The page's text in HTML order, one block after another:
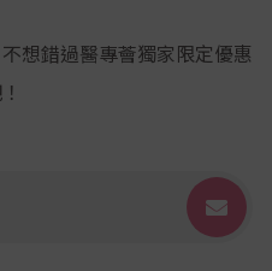
想錯過醫專薈獨家限定優惠